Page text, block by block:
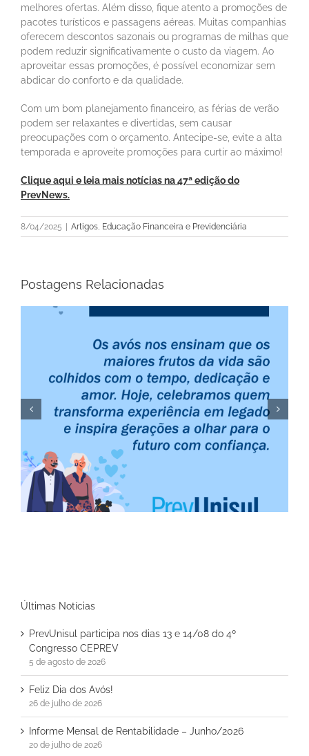
melhores ofertas. Além disso, fique atento a promoções de
pacotes turísticos e passagens aéreas. Muitas companhias
oferecem descontos sazonais ou programas de milhas que
podem reduzir significativamente o custo da viagem. Ao
aproveitar essas promoções, é possível economizar sem
abdicar do conforto e da qualidade.
Com um bom planejamento financeiro, as férias de verão
podem ser relaxantes e divertidas, sem causar
preocupações com o orçamento. Antecipe-se, evite a alta
temporada e aproveite promoções para curtir ao máximo!
Clique aqui e leia mais notícias na 47ª edição do
PrevNews.
8/04/2025 Artigos, Educação Financeira e Previdenciária
Postagens Relacionadas
Feliz Dia do Amigo e Internacional da Amizade
Últimas Notícias
PrevUnisul participa nos dias 13 e 14/08 do 4º
Congresso CEPREV
5 de agosto de 2026
Feliz Dia dos Avós!
26 de julho de 2026
Informe Mensal de Rentabilidade – Junho/2026
20 de julho de 2026